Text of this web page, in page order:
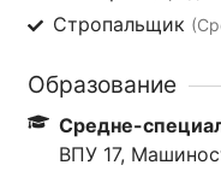
Стропальщик
Образование
Средне-
ВПУ 17,